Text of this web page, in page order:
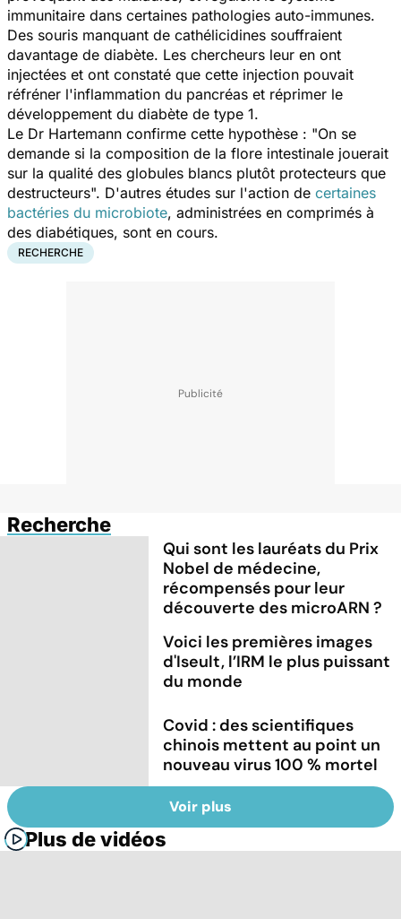
immunitaire dans certaines pathologies auto-immunes.
Des souris manquant de cathélicidines souffraient
davantage de diabète. Les chercheurs leur en ont
injectées et ont constaté que cette injection pouvait
réfréner l'inflammation du pancréas et réprimer le
développement du diabète de type 1.
Le Dr Hartemann confirme cette hypothèse : "On se
demande si la composition de la flore intestinale jouerait
sur la qualité des globules blancs plutôt protecteurs que
destructeurs". D'autres études sur l'action de certaines
bactéries du microbiote, administrées en comprimés à
des diabétiques, sont en cours.
RECHERCHE
Recherche
Qui sont les lauréats du Prix
Nobel de médecine,
récompensés pour leur
découverte des microARN ?
Voici les premières images
d'Iseult, l’IRM le plus puissant
du monde
Covid : des scientifiques
chinois mettent au point un
nouveau virus 100 % mortel
Voir plus
Plus de vidéos